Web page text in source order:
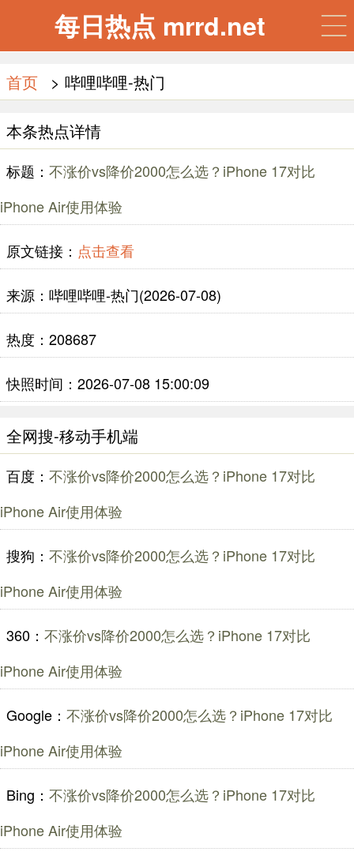
每日热点 mrrd.net
首页 > 哔哩哔哩-热门
本条热点详情
标题： 不涨价vs降价2000怎么选？iPhone 17对比
iPhone Air使用体验
原文链接： 点击查看
来源：哔哩哔哩-热门(2026-07-08)
热度：208687
快照时间：2026-07-08 15:00:09
全网搜-移动手机端
百度： 不涨价vs降价2000怎么选？iPhone 17对比
iPhone Air使用体验
搜狗： 不涨价vs降价2000怎么选？iPhone 17对比
iPhone Air使用体验
360： 不涨价vs降价2000怎么选？iPhone 17对比
iPhone Air使用体验
Google： 不涨价vs降价2000怎么选？iPhone 17对比
iPhone Air使用体验
Bing： 不涨价vs降价2000怎么选？iPhone 17对比
iPhone Air使用体验